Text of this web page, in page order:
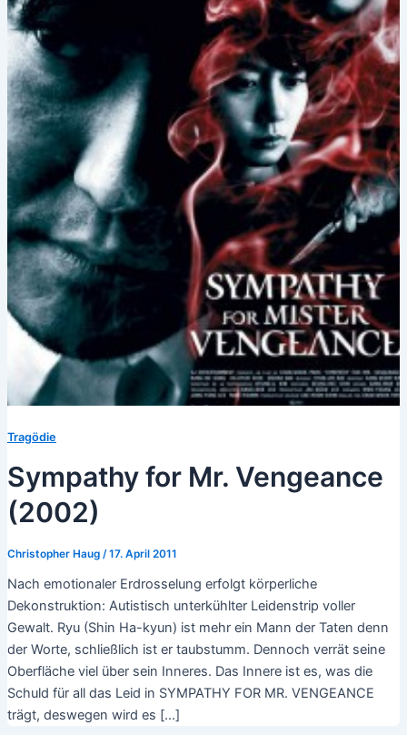
Tragödie
Sympathy for Mr. Vengeance
(2002)
Christopher Haug /17. April 2011
Nach emotionaler Erdrosselung erfolgt körperliche
Dekonstruktion: Autistisch unterkühlter Leidenstrip voller
Gewalt. Ryu (Shin Ha-kyun) ist mehr ein Mann der Taten denn
der Worte, schließlich ist er taubstumm. Dennoch verrät seine
Oberfläche viel über sein Inneres. Das Innere ist es, was die
Schuld für all das Leid in SYMPATHY FOR MR. VENGEANCE
trägt, deswegen wird es […]